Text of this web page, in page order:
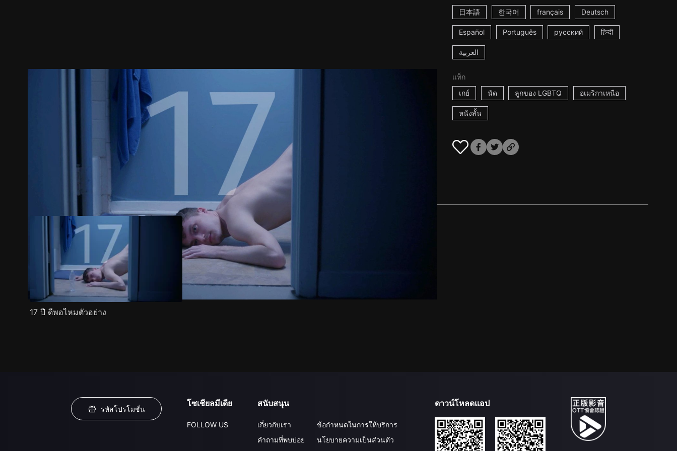
日本語 한국어 français Deutsch
Español Português русский हिन्दी
العربية
แท็ก
เกย์
นัด ลูกของ LGBTQ อเมริกาเหนือ
หนังสั้น
รายละเอียด
17 ปี ดีพอไหมตัวอย่าง
รหัสโปรโมชั่น
โซเชียลมีเดีย
FOLLOW US
สนับสนุน
เกี่ยวกับเรา
คำถามที่พบบ่อย
ข้อกำหนดในการให้บริการ
นโยบายความเป็นส่วนตัว
ดาวน์โหลดแอป